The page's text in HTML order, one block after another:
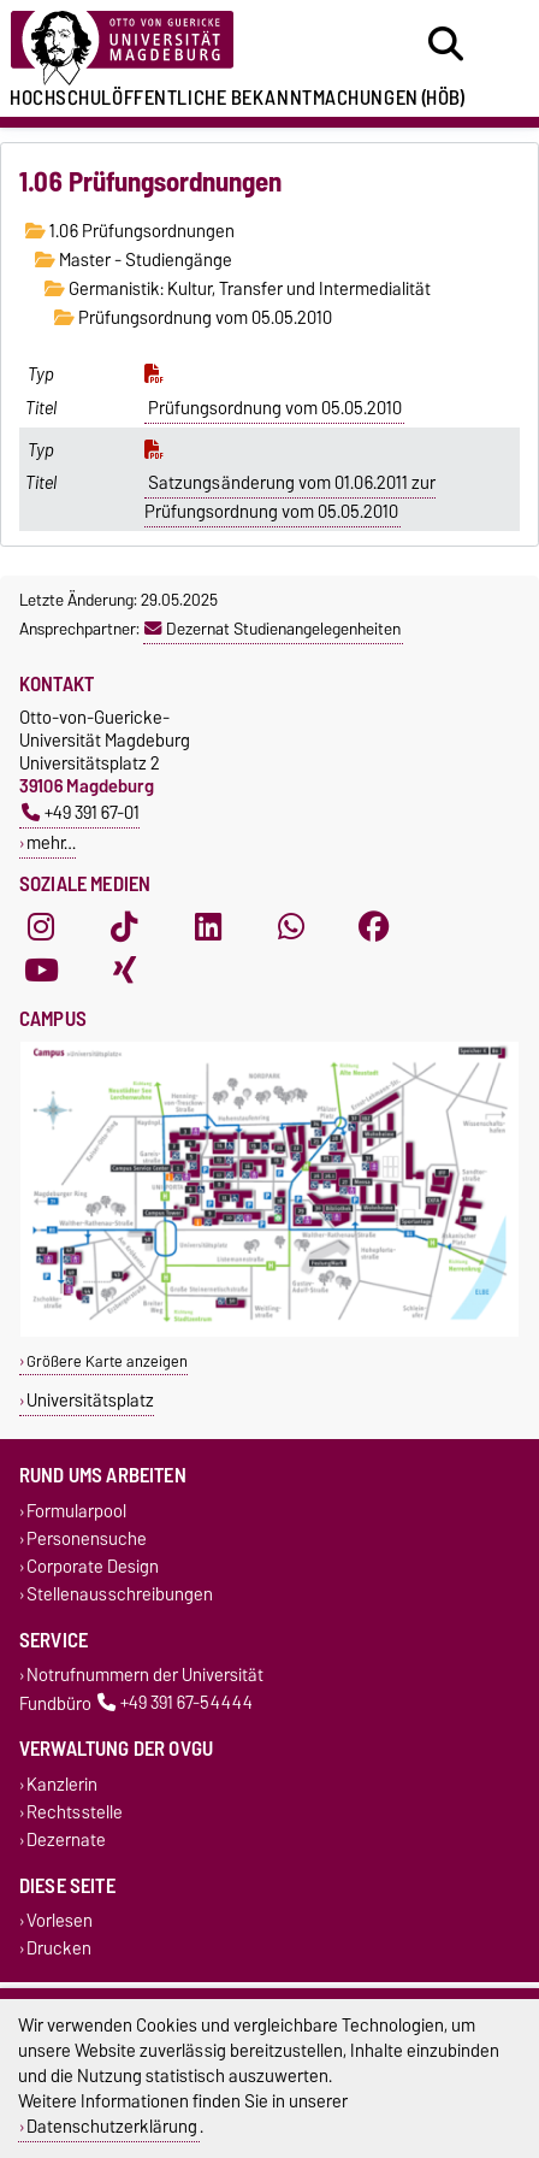
HOCHSCHULÖFFENTLICHEBEKANNTMACHUNGEN(HÖB)
1.06 Prüfungsordnungen
1.06 Prüfungsordnungen
Master - Studiengänge
Germanistik: Kultur, Transfer und Intermedialität
Prüfungsordnung vom 05.05.2010
Prüfungsordnung vom 05.05.2010
Satzungsänderung vom 01.06.2011 zur
Prüfungsordnung vom 05.05.2010
Letzte Änderung: 29.05.2025
Ansprechpartner:
Dezernat Studienangelegenheiten
SOZIALE MEDIEN
KONTAKT
Otto-von-Guericke-
Universität Magdeburg
Universitätsplatz 2
39106 Magdeburg
+49 391 67-01
mehr…
CAMPUS
Größere Karte anzeigen
Universitätsplatz
RUND UMS ARBEITEN
Formularpool
Personensuche
Corporate Design
Stellenausschreibungen
SERVICE
Notrufnummern der Universität
Fundbüro
+49 391 67-54444
VERWALTUNG DER OVGU
Kanzlerin
Rechtsstelle
Dezernate
DIESE SEITE
Vorlesen
Drucken
Impressum
Datenschutz
Barrierefreiheit
Cookie-Einstellungen
Wir verwenden Cookies und vergleichbare Technologien, um
unsere Website zuverlässig bereitzustellen, Inhalte einzubinden
und die Nutzung statistisch auszuwerten.
Weitere Informationen finden Sie in unserer
Datenschutzerklärung.